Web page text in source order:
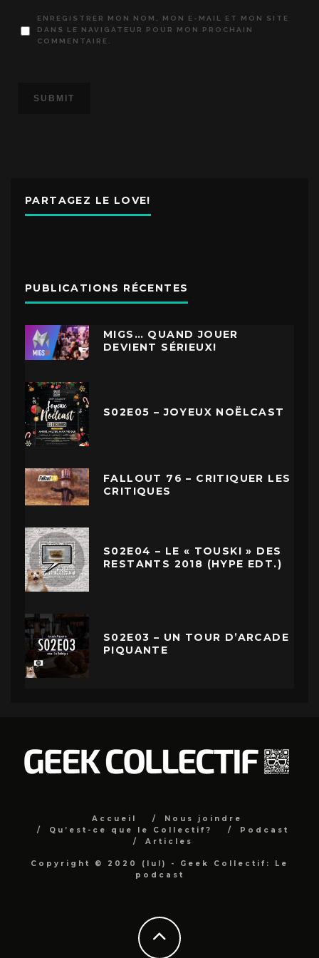
ENREGISTRER MON NOM, MON E-MAIL ET MON SITE
DANS LE NAVIGATEUR POUR MON PROCHAIN
COMMENTAIRE.
PARTAGEZ LE LOVE!
PUBLICATIONS RÉCENTES
MIGS… QUAND JOUER
DEVIENT SÉRIEUX!
S02E05 – JOYEUX NOËLCAST
FALLOUT 76 – CRITIQUER LES
CRITIQUES
S02E04 – LE « TOUSKI » DES
RESTANTS 2018 (HYPE EDT.)
S02E03 – UN TOUR D’ARCADE
PIQUANTE
Accueil
Nous joindre
Qu’est-ce que le Collectif?
Podcast
Articles
Copyright © 2020 (lul) - Geek Collectif: Le
podcast